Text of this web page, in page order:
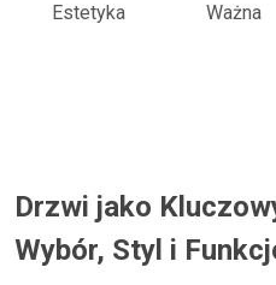
Estetyka Ważna
Drzwi jako
Wybór, Styl i